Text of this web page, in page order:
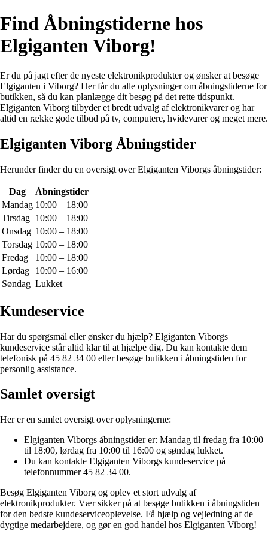
Find Åbningstiderne hos
Elgiganten Viborg!
Er du på jagt efter de nyeste elektronikprodukter og ønsker at besøge
Elgiganten i Viborg? Her får du alle oplysninger om åbningstiderne for
butikken, så du kan planlægge dit besøg på det rette tidspunkt.
Elgiganten Viborg tilbyder et bredt udvalg af elektronikvarer og har
altid en række gode tilbud på tv, computere, hvidevarer og meget mere.
Elgiganten Viborg Åbningstider
Herunder finder du en oversigt over Elgiganten Viborgs åbningstider:
Dag
Åbningstider
Mandag 10:00 – 18:00
Tirsdag 10:00 – 18:00
Onsdag 10:00 – 18:00
Torsdag 10:00 – 18:00
Fredag
10:00 – 18:00
Lørdag
10:00 – 16:00
Søndag Lukket
Kundeservice
Har du spørgsmål eller ønsker du hjælp? Elgiganten Viborgs
kundeservice står altid klar til at hjælpe dig. Du kan kontakte dem
telefonisk på 45 82 34 00 eller besøge butikken i åbningstiden for
personlig assistance.
Samlet oversigt
Her er en samlet oversigt over oplysningerne:
Elgiganten Viborgs åbningstider er: Mandag til fredag fra 10:00
til 18:00, lørdag fra 10:00 til 16:00 og søndag lukket.
Du kan kontakte Elgiganten Viborgs kundeservice på
telefonnummer 45 82 34 00.
Besøg Elgiganten Viborg og oplev et stort udvalg af
elektronikprodukter. Vær sikker på at besøge butikken i åbningstiden
for den bedste kundeserviceoplevelse. Få hjælp og vejledning af de
dygtige medarbejdere, og gør en god handel hos Elgiganten Viborg!